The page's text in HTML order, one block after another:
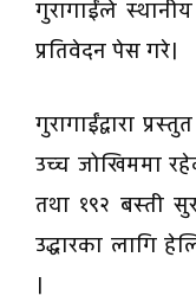
गुरागाईंले
प्रतिवेदन पेस गरे।
गुरागाईंद्वारा
उच्च जोखिममा
तथा १९२ बस्ती
उद्धारका लागि
।